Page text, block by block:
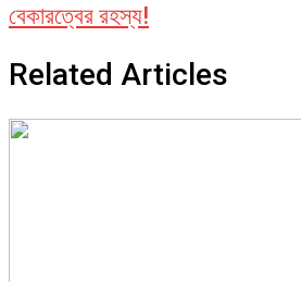
বেকারত্বের রহস্য!
Related Articles